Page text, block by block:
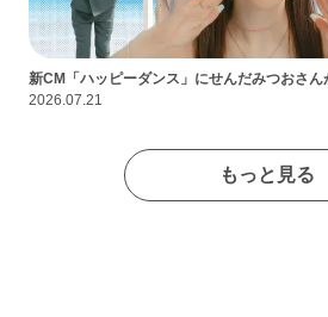
新CM「ハッピーダンス」にせんだみつおさん
2026.07.21
もっと見る